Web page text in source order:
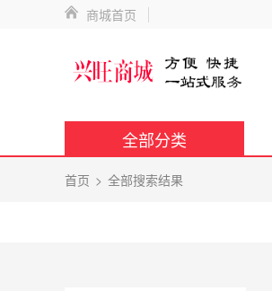
商城首页
全部分类
首页 全部搜索结果